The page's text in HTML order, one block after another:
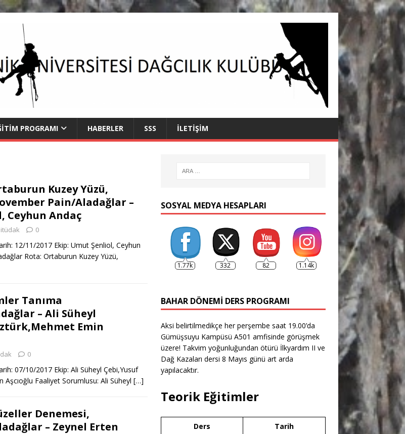
PROGRAMI HABERLER SSS İLETIŞIM
Kuzey Yüzü,
Pain/Aladağlar –
Ceyhun Andaç
itüdak 0
12/11/2017 Ekip: Umut Şenliol, Ceyhun
Rota: Ortaburun Kuzey Yüzü,
Tanıma
– Ali Süheyl
Emin
0
07/10/2017 Ekip: Ali Süheyl Çebi,Yusuf
Faaliyet Sorumlusu: Ali Süheyl […]
Denemesi,
– Zeynel Erten
SOSYAL MEDYA HESAPLARI
1.77k 332 82 1.14k
BAHAR DÖNEMI DERS PROGRAMI
Aksi belirtilmedikçe her perşembe saat 19.00’da
Gümüşsuyu Kampüsü A501 amfisinde görüşmek
üzere! Takvim yoğunluğundan ötürü İlkyardım II ve
Dağ Kazaları dersi 8 Mayıs günü art arda
yapılacaktır.
Teorik Eğitimler
Ders
Tarih